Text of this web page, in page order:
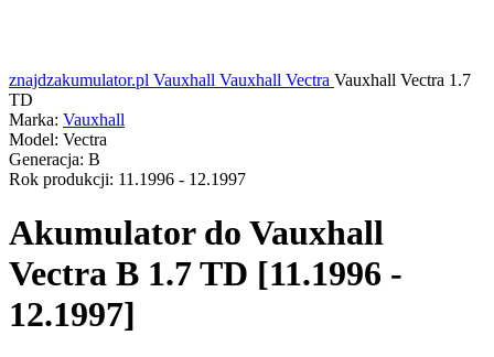
znajdzakumulator.pl Vauxhall Vauxhall Vectra Vauxhall Vectra 1.7
TD
Marka: Vauxhall
Model: Vectra
Generacja: B
Rok produkcji: 11.1996 - 12.1997
Akumulator do Vauxhall
Vectra B 1.7 TD [11.1996 -
12.1997]